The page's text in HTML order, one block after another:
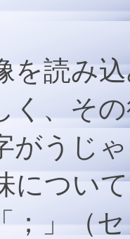
を読み
く、そ
がうじ
につい
；」（